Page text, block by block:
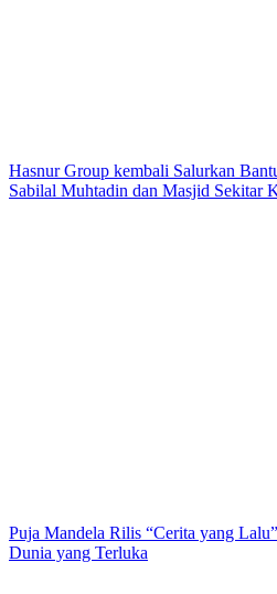
Hasnur Group kembali Salurkan
Sabilal Muhtadin dan Masjid Sekitar
Puja Mandela Rilis “Cerita yang
Dunia yang Terluka